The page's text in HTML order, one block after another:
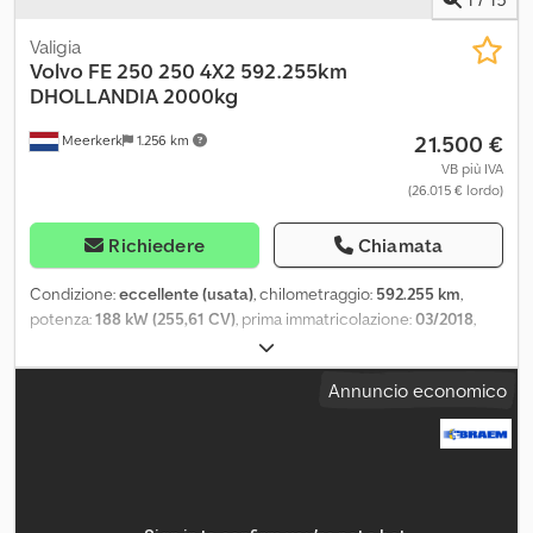
Meerkerk 1.256 km
Valigia
Volvo FE 250 250 4X2 592.255km
DHOLLANDIA 2000kg
21.500 €
VB più IVA
(26.015 € lordo)
Richiedere Chiamata
Condizione:eccellente (usata), chilometraggio: 592.255 km,
potenza:188 kW (255,61 CV), prima immatricolazione:03/2018,
, dimensione degli pneumatici:
22.5, configurazione degli assi:4x2, passo:5.500 mm, carburante:
, tipo di ingranaggio:
acciaio-
, larghezza
Annuncio economico